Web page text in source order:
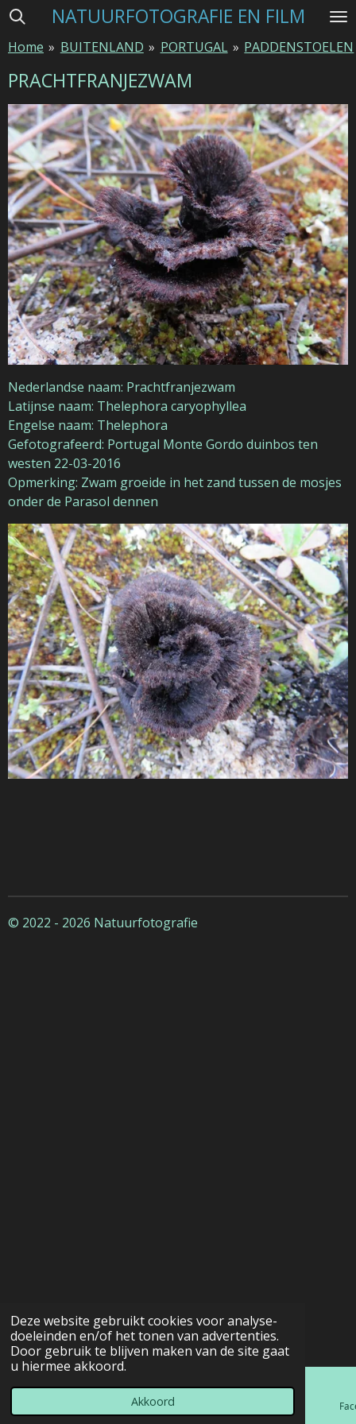
Deze website gebruikt cookies voor analyse-
doeleinden en/of het tonen van advertenties.
Door gebruik te blijven maken van de site gaat
u hiermee akkoord.
Akkoord
Ga
naar
de
NATUURFOTOGRAFIE EN FILM
Home » BUITENLAND » PORTUGAL » PADDENSTOELEN
PRACHTFRANJEZWAM
Nederlandse naam: Prachtfranjezwam
Latijnse naam: Thelephora caryophyllea
Engelse naam: Thelephora
Gefotografeerd: Portugal Monte Gordo duinbos ten
westen 22-03-2016
Opmerking: Zwam groeide in het zand tussen de mosjes
onder de Parasol dennen
© 2022 - 2026 Natuurfotografie
Telefoonnummer